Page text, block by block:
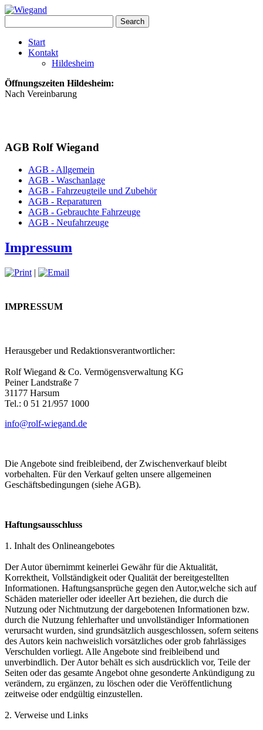
Start
Kontakt
Hildesheim
Öffnungszeiten Hildesheim:
Nach Vereinbarung
AGB Rolf Wiegand
AGB - Allgemein
AGB - Waschanlage
AGB - Fahrzeugteile und Zubehör
AGB - Reparaturen
AGB - Gebrauchte Fahrzeuge
AGB - Neufahrzeuge
Impressum
|
IMPRESSUM
Herausgeber und Redaktionsverantwortlicher:
Rolf Wiegand & Co. Vermögensverwaltung KG
Peiner Landstraße 7
31177 Harsum
Tel.: 0 51 21/957 1000
info@rolf-wiegand.de
Die Angebote sind freibleibend, der Zwischenverkauf bleibt
vorbehalten. Für den Verkauf gelten unsere allgemeinen
Geschäftsbedingungen (siehe AGB).
Haftungsausschluss
1. Inhalt des Onlineangebotes
Der Autor übernimmt keinerlei Gewähr für die Aktualität,
Korrektheit, Vollständigkeit oder Qualität der bereitgestellten
Informationen. Haftungsansprüche gegen den Autor,welche sich auf
Schäden materieller oder ideeller Art beziehen, die durch die
Nutzung oder Nichtnutzung der dargebotenen Informationen bzw.
durch die Nutzung fehlerhafter und unvollständiger Informationen
verursacht wurden, sind grundsätzlich ausgeschlossen, sofern seitens
des Autors kein nachweislich vorsätzliches oder grob fahrlässiges
Verschulden vorliegt. Alle Angebote sind freibleibend und
unverbindlich. Der Autor behält es sich ausdrücklich vor, Teile der
Seiten oder das gesamte Angebot ohne gesonderte Ankündigung zu
verändern, zu ergänzen, zu löschen oder die Veröffentlichung
zeitweise oder endgültig einzustellen.
2. Verweise und Links